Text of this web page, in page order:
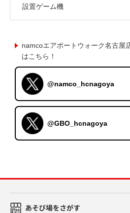
設置ゲーム機
namcoエアポートウォーク名古屋
はこちら！
@namco_hcnagoya
@GBO_hcnagoya
あそび場をさがす